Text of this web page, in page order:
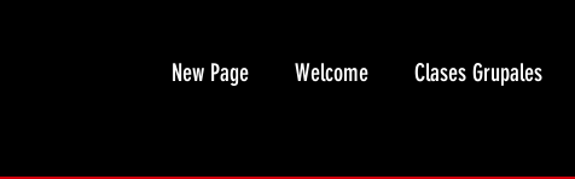
New Page Welcome Clases Grupales